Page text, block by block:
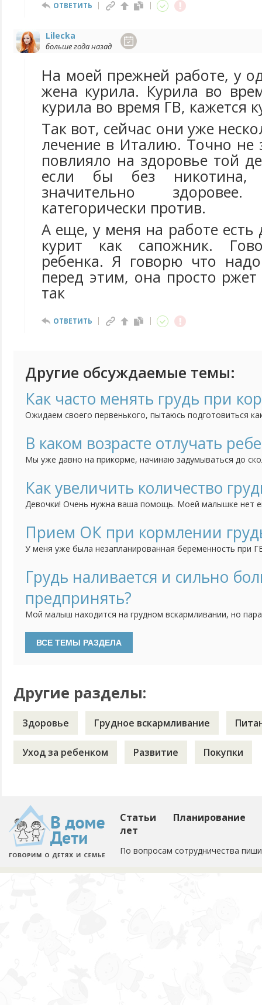
ОТВЕТИТЬ
Lilecka
больше года назад
На моей прежней работе, у
жена курила. Курила во
курила во время ГВ, кажется
Так вот, сейчас они уже
лечение в Италию. Точно не
повлияло на здоровье той
если бы без
значительно
категорически против.
А еще, у меня на работе есть
курит как сапожник.
ребенка. Я говорю что
перед этим, она просто
так
ОТВЕТИТЬ
Другие обсуждаемые темы:
Как часто менять грудь при
Ожидаем своего первенького, пытаюсь подготовиться
кто-то советует менять грудь на каждое кормление,
часа, через 2 или даже через 3 кормления). Как понять
В каком возрасте отлучать
Мы уже давно на прикорме, начинаю задумываться до
Как увеличить количество
Девочки! Очень нужна ваша помощь. Моей малышке нет
Помогите, пожалуйста, советами - как увеличить
молока? Может быть кто-то сталкивался с такой
Прием ОК при кормлении
У меня уже была незапланированная беременность при
попросила ее подобрать мне ОК для кормящих. Она
Экслютон. Хочу спросить, может, кто-то принимал
как...
Грудь наливается и сильно
предпринять?
Мой малыш находится на грудном вскармливании, но
проходила для меня безболезненно. Однако в последние
сильно наливаться, твердеть и болеть. Я попробовала
Другие разделы:
Здоровье Грудное вскармливание
Уход за ребенком Развитие Покупки
Статьи
Планирование
лет
По вопросам сотрудничества